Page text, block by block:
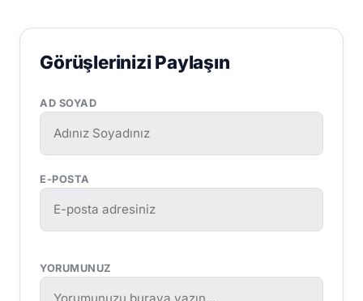
Görüşlerinizi Paylaşın
AD SOYAD
E-POSTA
YORUMUNUZ